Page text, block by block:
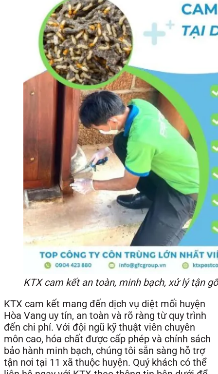
KTX cam kết an toàn, minh bạch, xử lý tận
KTX cam kết mang đến dịch vụ diệt mối huyện
Hòa Vang uy tín, an toàn và rõ ràng từ quy trình
đến chi phí. Với đội ngũ kỹ thuật viên chuyên
môn cao, hóa chất được cấp phép và chính sách
bảo hành minh bạch, chúng tôi sẵn sàng hỗ trợ
tận nơi tại 11 xã thuộc huyện. Quý khách có thể